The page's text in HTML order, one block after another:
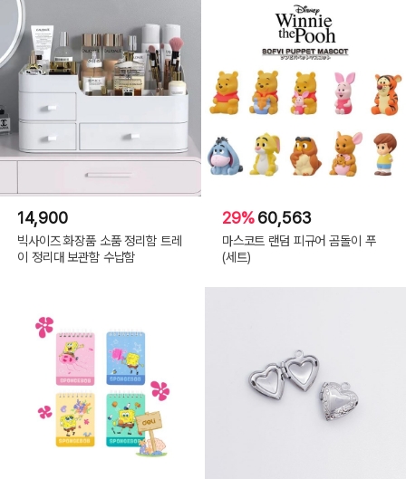
14,900
빅사이즈 화장품 소품 정리함 트레
이 정리대 보관함 수납함
29%60,563
마스코트 랜덤 피규어 곰돌이 푸
(세트)